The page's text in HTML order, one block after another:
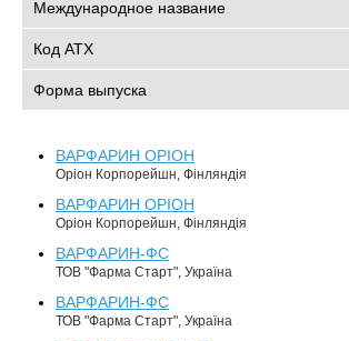
Международное название
Код АТХ
Форма выпуска
ВАРФАРИН ОРІОН
Оріон Корпорейшн, Фінляндія
ВАРФАРИН ОРІОН
Оріон Корпорейшн, Фінляндія
ВАРФАРИН-ФС
ТОВ "Фарма Старт", Україна
ВАРФАРИН-ФС
ТОВ "Фарма Старт", Україна